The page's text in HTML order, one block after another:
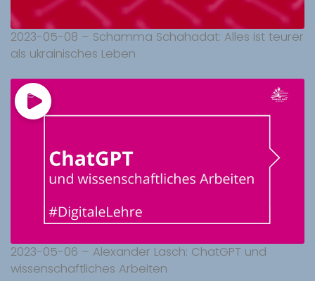
2023-05-08 – Schamma Schahadat: Alles ist teurer
als ukrainisches Leben
2023-05-06 – Alexander Lasch: ChatGPT und
wissenschaftliches Arbeiten